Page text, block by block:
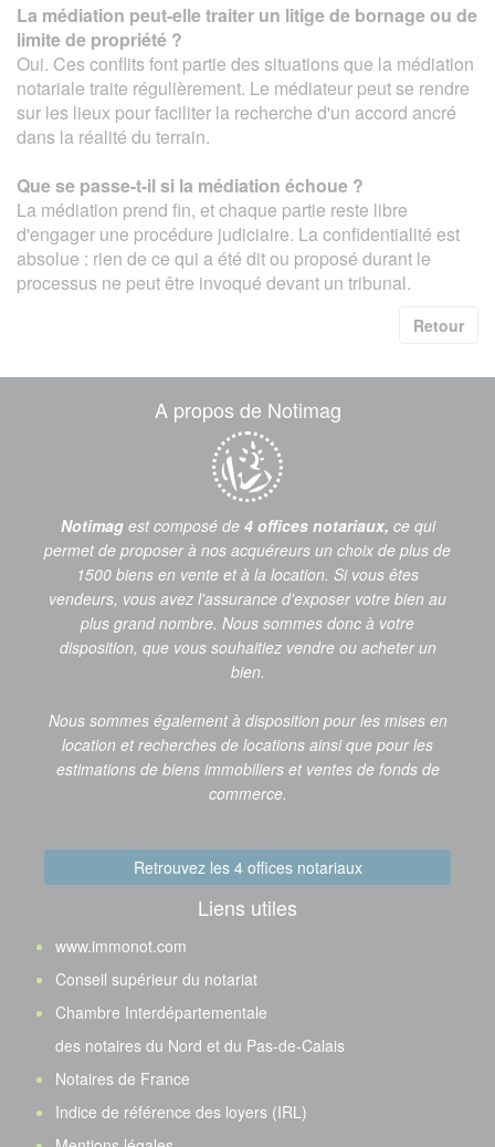
La médiation peut-elle traiter un litige de bornage ou de
limite de propriété ?
Oui. Ces conflits font partie des situations que la médiation
notariale traite régulièrement. Le médiateur peut se rendre
sur les lieux pour faciliter la recherche d'un accord ancré
dans la réalité du terrain.
Que se passe-t-il si la médiation échoue ?
La médiation prend fin, et chaque partie reste libre
d'engager une procédure judiciaire. La confidentialité est
absolue : rien de ce qui a été dit ou proposé durant le
processus ne peut être invoqué devant un tribunal.
Retour
A propos de Notimag
Notimag est composé de 4 offices notariaux, ce qui
permet de proposer à nos acquéreurs un choix de plus de
1500 biens en vente et à la location. Si vous êtes
vendeurs, vous avez l'assurance d'exposer votre bien au
plus grand nombre. Nous sommes donc à votre
disposition, que vous souhaitiez vendre ou acheter un
bien.
Nous sommes également à disposition pour les mises en
location et recherches de locations ainsi que pour les
estimations de biens immobiliers et ventes de fonds de
commerce.
Retrouvez les 4 offices notariaux
Liens utiles
www.immonot.com
Conseil supérieur du notariat
Chambre Interdépartementale
des notaires du Nord et du Pas-de-Calais
Notaires de France
Indice de référence des loyers (IRL)